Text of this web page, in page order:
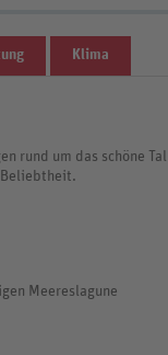
Klima
rund um das schöne
Beliebtheit.
Meereslagune